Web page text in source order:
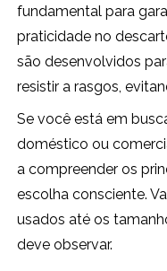
fundamental para
praticidade no
são desenvolvidos
resistir a rasgos,
Se você está em
doméstico ou
a compreender os
escolha consciente.
usados até os
deve observar.